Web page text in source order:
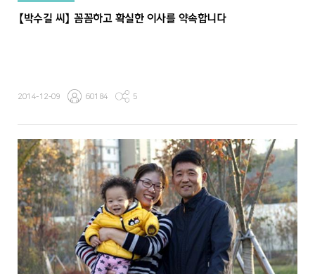
【박수길 씨】 꼼꼼하고 확실한 이사를 약속합니다
2014-12-09 60184 5